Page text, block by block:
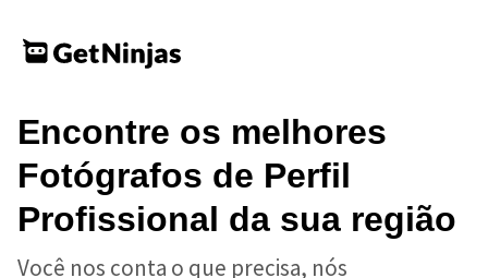
Encontre os melhores
Fotógrafos de Perfil
Profissional da sua região
Você nos conta o que precisa, nós